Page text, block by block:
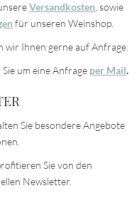
Versandkosten , sowie
für unseren Weinshop.
wir Ihnen gerne auf Anfrage.
um eine Anfrage per Mail.
Sie besondere Angebote
Sie von den
Newsletter.